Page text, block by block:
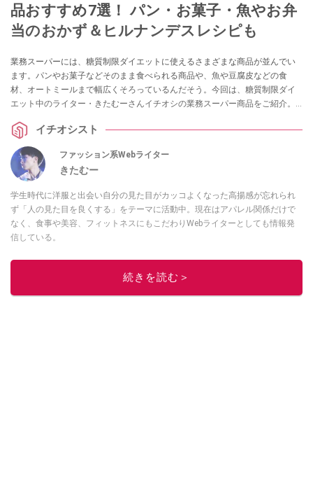
品おすすめ7選！ パン・お菓子・魚やお弁
当のおかず＆ヒルナンデスレシピも
業務スーパーには、糖質制限ダイエットに使えるさまざまな商品が並んでい
ます。パンやお菓子などそのまま食べられる商品や、魚や豆腐皮などの食
材、オートミールまで幅広くそろっているんだそう。今回は、糖質制限ダイ
エット中のライター・きたむーさんイチオシの業務スーパー商品をご紹介。
弁当のおかずにも便利なおすすめ糖質制限レシピ、ヒルナンデスで紹介され
たダイエットレシピもまとめました。
イチオシスト
ファッション系Webライター
きたむー
学生時代に洋服と出会い自分の見た目がカッコよくなった高揚感が忘れられ
ず「人の見た目を良くする」をテーマに活動中。現在はアパレル関係だけで
なく、食事や美容、フィットネスにもこだわりWebライターとしても情報発
信している。
このイチオシストの他の記事を読む
続きを読む＞